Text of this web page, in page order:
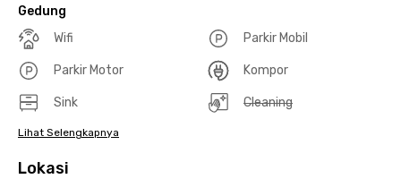
Gedung
Wifi
Parkir Mobil
Parkir Motor Kompor
Sink Cleaning
Lihat Selengkapnya
Lokasi